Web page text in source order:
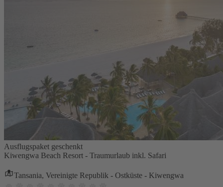
Ausflugspaket geschenkt
Kiwengwa Beach Resort - Traumurlaub inkl. Safari
Tansania, Vereinigte Republik - Ostküste - Kiwengwa